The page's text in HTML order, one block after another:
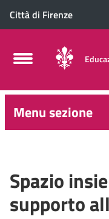
Città di Firenze
Menu sezione
Spazio
supporto